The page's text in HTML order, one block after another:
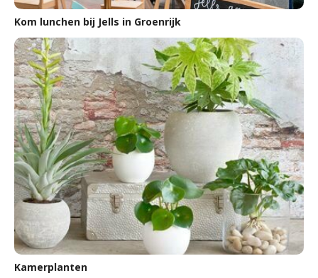
Kom lunchen bij Jells in Groenrijk
Kamerplanten